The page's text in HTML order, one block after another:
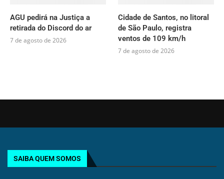
AGU pedirá na Justiça a
retirada do Discord do ar
7 de agosto de 2026
Cidade de Santos, no litoral
de São Paulo, registra
ventos de 109 km/h
7 de agosto de 2026
SAIBA QUEM SOMOS